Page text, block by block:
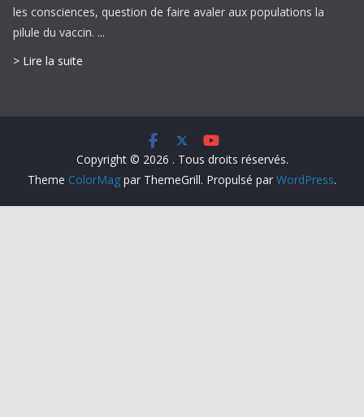
les consciences, question de faire avaler aux populations la
pilule du vaccin. ...
> Lire la suite
Copyright © 2026 . Tous droits réservés.
Theme ColorMag par ThemeGrill. Propulsé par WordPress.